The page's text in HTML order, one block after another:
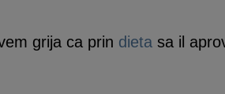
grija ca prin dieta sa il